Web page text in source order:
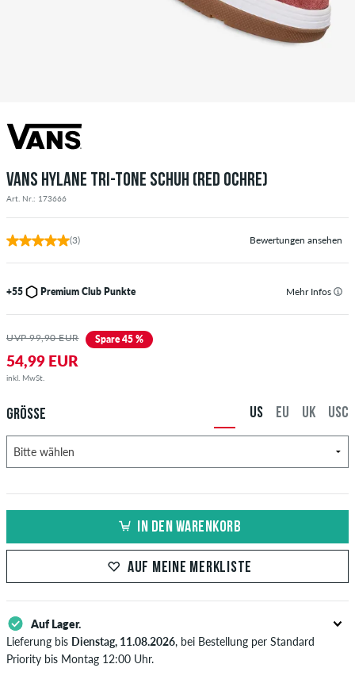
VANS HYLANE TRI-TONE SCHUH (RED OCHRE)
Art. Nr.: 173666
(3) Bewertungen ansehen
+55 Premium Club Punkte Mehr Infos
UVP 99,90 EUR Spare 45 %
54,99 EUR
inkl. MwSt.
GRÖSSE USC
UK
EU
US
IN DEN WARENKORB
AUF MEINE MERKLISTE
Auf Lager.
Lieferung bis Dienstag, 11.08.2026, bei Bestellung per Standard
Priority bis Montag 12:00 Uhr.